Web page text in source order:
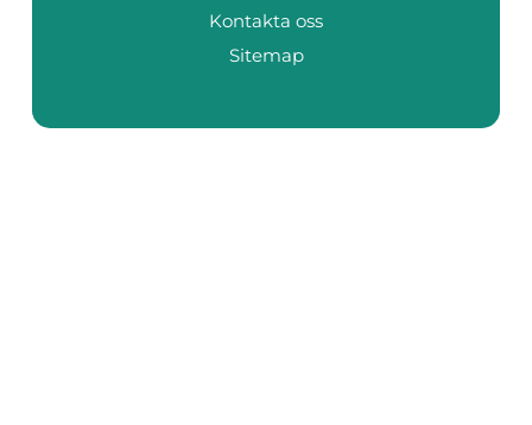
Kontakta oss
Sitemap